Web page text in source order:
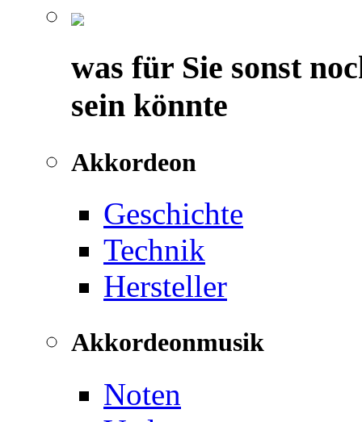
was für Sie sonst
sein könnte
Akkordeon
Geschichte
Technik
Hersteller
Akkordeonmusik
Noten